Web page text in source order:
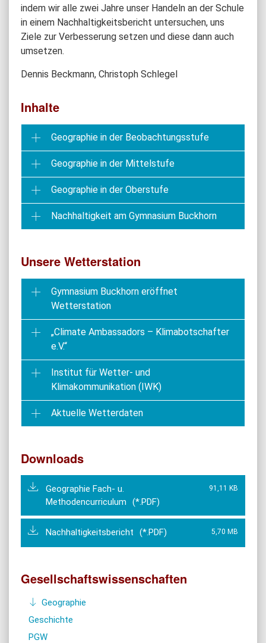
indem wir alle zwei Jahre unser Handeln an der Schule
in einem Nachhaltigkeitsbericht untersuchen, uns
Ziele zur Verbesserung setzen und diese dann auch
umsetzen.
Dennis Beckmann, Christoph Schlegel
Inhalte
Geographie in der Beobachtungsstufe
Geographie in der Mittelstufe
Geographie in der Oberstufe
Nachhaltigkeit am Gymnasium Buckhorn
Unsere Wetterstation
Gymnasium Buckhorn eröffnet
Wetterstation
„Climate Ambassadors – Klimabotschafter
e.V.“
Institut für Wetter- und
Klimakommunikation (IWK)
Aktuelle Wetterdaten
Downloads
Geographie Fach- u.
Methodencurriculum
91,11 KB
Nachhaltigkeitsbericht 5,70 MB
Gesellschaftswissenschaften
Geographie
Geschichte
PGW